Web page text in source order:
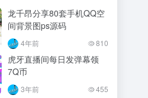
龙千昂分享80套手机QQ空
间背景图ps源码
4年前 810
虎牙直播间每日发弹幕领
7Q币
3年前 455